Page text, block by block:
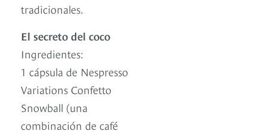
tradicionales.
El secreto del coco
Ingredientes:
1 cápsula de Nespresso
Variations Confetto
Snowball (una
combinación de café